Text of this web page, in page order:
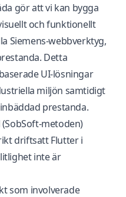
gör att vi kan bygga
och funktionellt
Siemens-webbverktyg,
Detta
UI-lösningar
miljön samtidigt
prestanda.
metoden)
driftsatt Flutter i
inte är
som involverade